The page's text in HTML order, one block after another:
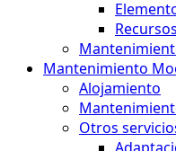
Mantenimiento
Alojamiento
Otros